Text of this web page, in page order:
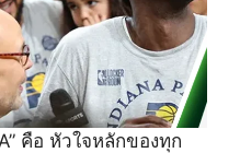
คือ หัวใจหลักของทุก